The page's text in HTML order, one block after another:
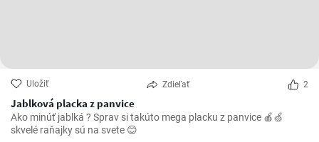
Uložiť Zdieľať 2
Jablková placka z panvice
Ako minúť jablká ? Sprav si takúto mega placku z panvice 🍎🍏
skvelé raňajky sú na svete 😊